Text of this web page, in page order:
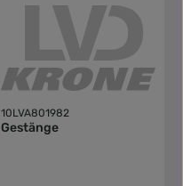
10LVA801982
Gestänge